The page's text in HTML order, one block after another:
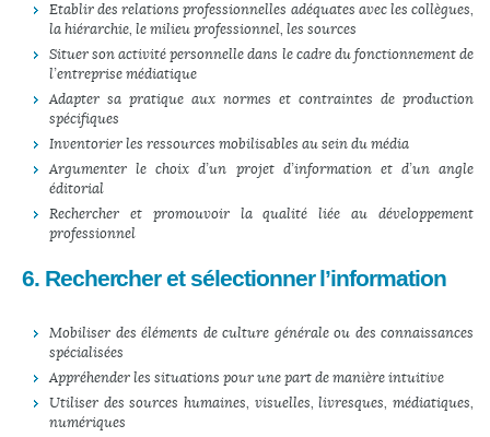
Etablir des relations professionnelles adéquates avec les collègues,
la hiérarchie, le milieu professionnel, les sources
Situer son activité personnelle dans le cadre du fonctionnement de
l’entreprise médiatique
Adapter sa pratique aux normes et contraintes de production
spécifiques
Inventorier les ressources mobilisables au sein du média
Argumenter le choix d’un projet d’information et d’un angle
éditorial
Rechercher et promouvoir la qualité liée au développement
professionnel
6. Rechercher et sélectionner l’information
Mobiliser des éléments de culture générale ou des connaissances
spécialisées
Appréhender les situations pour une part de manière intuitive
Utiliser des sources humaines, visuelles, livresques, médiatiques,
numériques